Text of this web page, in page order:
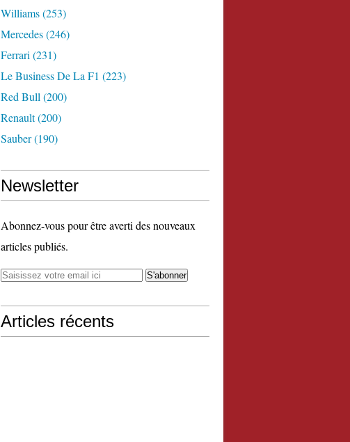
Williams(253)
Mercedes(246)
Ferrari (231)
Le Business De La F1 (223)
Red Bull (200)
Renault(200)
Sauber(190)
Newsletter
Abonnez-vous pour être averti des nouveaux
articles publiés.
Articles récents